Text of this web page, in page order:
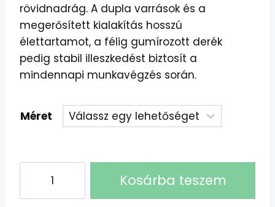
rövidnadrág. A dupla varrások és a
megerősített kialakítás hosszú
élettartamot, a félig gumírozott derék
pedig stabil illeszkedést biztosít a
mindennapi munkavégzés során.
Méret
Combat
Kosárba teszem